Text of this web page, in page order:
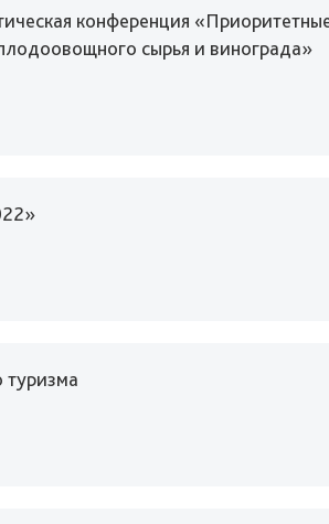
конференция
сырья и винограда»
туризма